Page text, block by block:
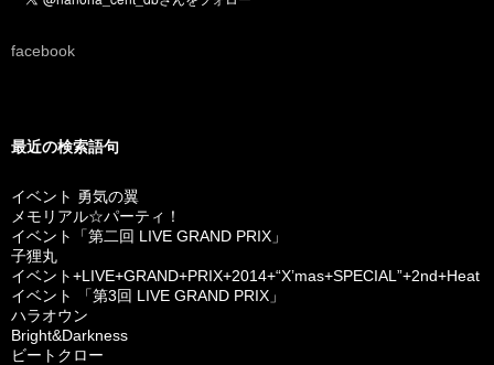
facebook
最近の検索語句
イベント 勇気の翼
メモリアル☆パーティ！
イベント「第二回 LIVE GRAND PRIX」
子狸丸
イベント+LIVE+GRAND+PRIX+2014+“X’mas+SPECIAL”+2nd+Heat
イベント 「第3回 LIVE GRAND PRIX」
ハラオウン
Bright&Darkness
ビートクロー